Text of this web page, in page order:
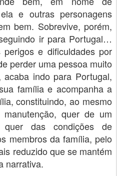
e outras personagens
bem. Sobrevive, porém,
ir para Portugal…
e dificuldades por
perder uma pessoa muito
indo para Portugal,
família e acompanha a
constituindo, ao mesmo
quer de um
das condições de
membros da família, pelo
reduzido que se mantém
narrativa.